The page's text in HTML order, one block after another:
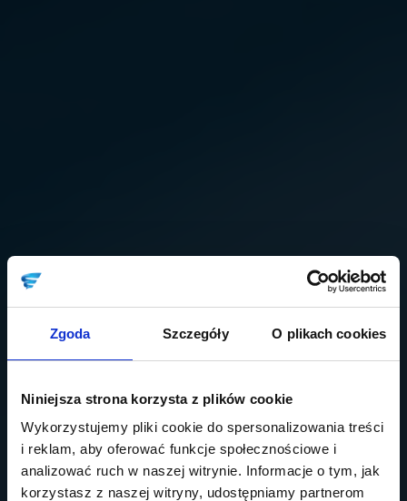
Zgoda Szczegóły O plikach cookies
Niniejsza strona korzysta z plików cookie
Wykorzystujemy pliki cookie do spersonalizowania treści
i reklam, aby oferować funkcje społecznościowe i
analizować ruch w naszej witrynie. Informacje o tym, jak
korzystasz z naszej witryny, udostępniamy partnerom